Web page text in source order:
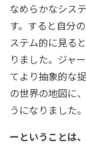
なめらかなシス
す。すると自分
ステム的に見る
りました。ジャ
てより抽象的な
の世界の地図に
うになりました。
ーということは